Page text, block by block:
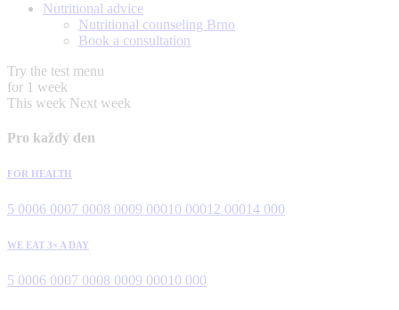
Nutritional advice
Nutritional counseling Brno
Book a consultation
Try the test menu
for 1 week
This week Next week
Pro každý den
FOR HEALTH
5 0006 0007 0008 0009 00010 00012 00014 000
WE EAT 3× A DAY
5 0006 0007 0008 0009 00010 000